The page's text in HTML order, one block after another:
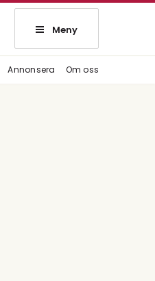
Meny
Annonsera Om oss